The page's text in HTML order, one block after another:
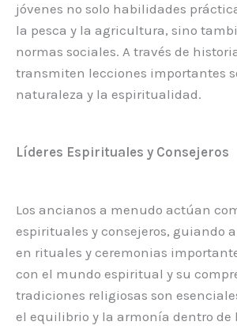
jóvenes no solo habilidades
la pesca y la agricultura, sino
normas sociales. A través de
transmiten lecciones importantes
naturaleza y la espiritualidad.
Líderes Espirituales y Consejeros
Los ancianos a menudo actúan
espirituales y consejeros, guiando
en rituales y ceremonias
con el mundo espiritual y su
tradiciones religiosas son
el equilibrio y la armonía dentro de